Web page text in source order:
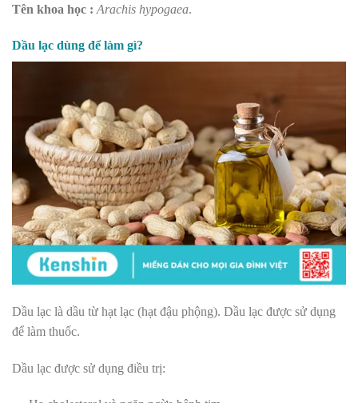
Tên khoa học : Arachis hypogaea.
Dầu lạc dùng để làm gì?
Dầu lạc là dầu từ hạt lạc (hạt đậu phộng). Dầu lạc được sử dụng
để làm thuốc.
Dầu lạc được sử dụng điều trị: